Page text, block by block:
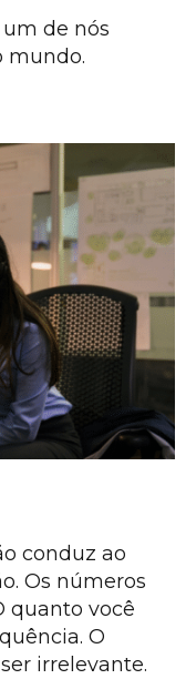
de nós
mundo.
conduz ao
Os números
quanto você
O
irrelevante.